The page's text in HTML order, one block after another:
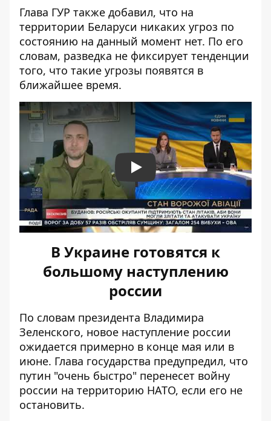
Глава ГУР также добавил, что на
территории Беларуси никаких угроз по
состоянию на данный момент нет. По его
словам, разведка не фиксирует тенденции
того, что такие угрозы появятся в
ближайшее время.
Play
В Украине готовятся к
большому наступлению
россии
По словам президента Владимира
Зеленского, новое наступление россии
ожидается примерно в конце мая или в
июне. Глава государства предупредил, что
путин "очень быстро" перенесет войну
россии на территорию НАТО, если его не
остановить.